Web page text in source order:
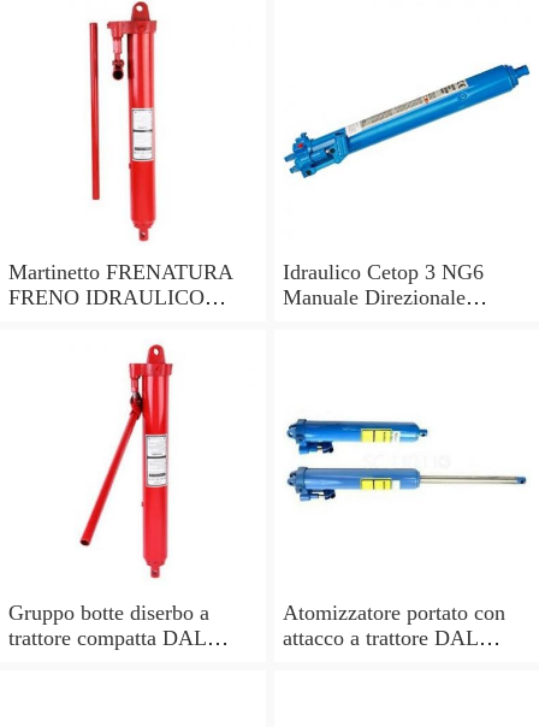
Martinetto FRENATURA
FRENO IDRAULICO
lunghezza pistone 285mm
Idraulico Cetop 3 NG6
Manuale Direzionale
Gruppo botte diserbo a
trattore compatta DAL
Atomizzatore portato con
attacco a trattore DAL